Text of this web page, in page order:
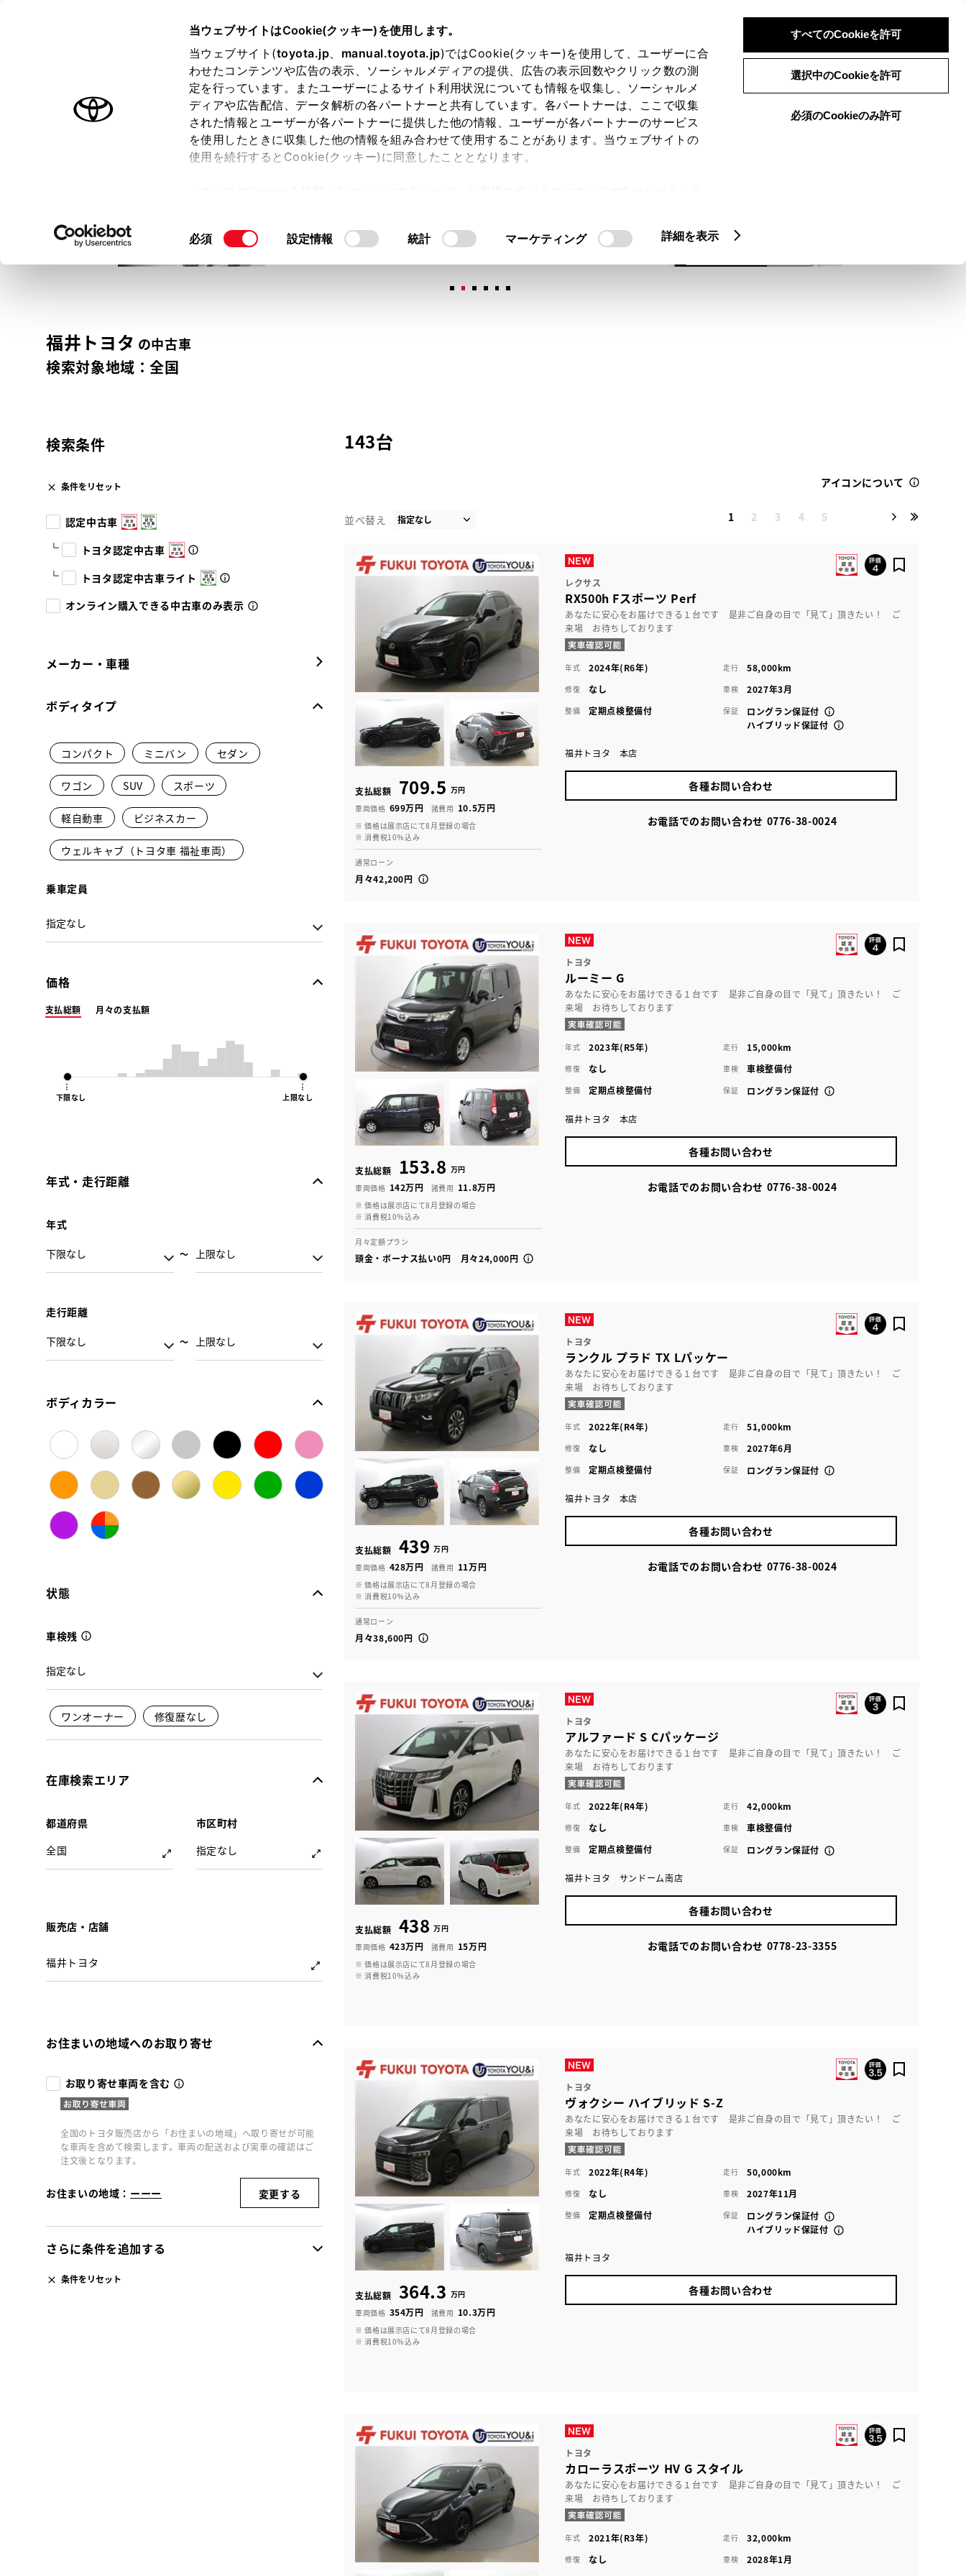
当ウェブサイトはCookie(クッキー)を使用します。
当ウェブサイト(toyota.jp、 manual.toyota.jp)ではCookie(クッキー)を使用して、ユーザーに合
わせたコンテンツや広告の表示、ソーシャルメディアの提供、広告の表示回数やクリック数の測
定を行っています。またユーザーによるサイト利用状況についても情報を収集し、ソーシャルメ
ディアや広告配信、データ解析の各パートナーと共有しています。各パートナーは、ここで収集
された情報とユーザーが各パートナーに提供した他の情報、ユーザーが各パートナーのサービス
を使用したときに収集した他の情報を組み合わせて使用することがあります。当ウェブサイトの
使用を続行するとCookie(クッキー)に同意したこととなります。
て」をご覧ください。
同
必須 設定情報 統計 マーケティング 詳細を表示
すべてのCookieを許可
選択中のCookieを許可
必須のCookieのみ許可
ログイン 検索 メニュー
オーナーサポート トピックス
トヨタ認定中古車 メニュー
トヨタ認定中古車の魅力 3つの買い方 オンライン購入お気に入り 保存した見積り
福井トヨタ の中古車
検索対象地域：全国
検索条件
条件をリセット
認定中古車
トヨタ認定中古車
トヨタ認定中古車ライト
オンライン購入できる中古車のみ表示
メーカー・車種
ボディタイプ
コンパクト ミニバン セダン
ワゴン SUV スポーツ
軽自動車 ビジネスカー
ウェルキャブ（トヨタ車 福祉車両）
乗車定員
価格
支払総額 月々の支払額
下限なし 上限なし
年式・走行距離
年式
走行距離
ボディカラー
状態
車検残
ワンオーナー 修復歴なし
在庫検索エリア
都道府県
全国
市区町村
指定なし
販売店・店舗
福井トヨタ
お住まいの地域へのお取り寄せ
お取り寄せ車両を含む
全国のトヨタ販売店から「お住まいの地域」へ取り寄せが可能
な車両を含めて検索します。車両の配送および実車の確認はご
注文後となります。
お住まいの地域： ーーー 変更する
さらに条件を追加する
条件をリセット
143台
アイコンについて
並べ替え 1 2 3 4 5
支払総額 709.5 万円
車両価格 699万円 諸費用 10.5万円
※ 価格は展示店にて8月登録の場合
※ 消費税10％込み
通常ローン
月々42,200円
レクサス
RX500h Fスポーツ Perf
あなたに安心をお届けできる１台です 是非ご自身の目で「見て」頂きたい！ ご
来場 お待ちしております
年式 2024年(R6年) 走行 58,000km
修復 なし 車検 2027年3月
整備 定期点検整備付 保証
ロングラン保証付
ハイブリッド保証付
福井トヨタ 本店
各種お問い合わせ
お電話でのお問い合わせ 0776-38-0024
支払総額 153.8 万円
車両価格 142万円 諸費用 11.8万円
※ 価格は展示店にて8月登録の場合
※ 消費税10％込み
月々定額プラン
頭金・ボーナス払い0円 月々24,000円
トヨタ
ルーミー G
あなたに安心をお届けできる１台です 是非ご自身の目で「見て」頂きたい！ ご
来場 お待ちしております
年式 2023年(R5年) 走行 15,000km
修復 なし 車検 車検整備付
整備 定期点検整備付 保証 ロングラン保証付
福井トヨタ 本店
各種お問い合わせ
お電話でのお問い合わせ 0776-38-0024
支払総額 439 万円
車両価格 428万円 諸費用 11万円
※ 価格は展示店にて8月登録の場合
※ 消費税10％込み
通常ローン
月々38,600円
トヨタ
ランクル プラド TX Lパッケー
あなたに安心をお届けできる１台です 是非ご自身の目で「見て」頂きたい！ ご
来場 お待ちしております
年式 2022年(R4年) 走行 51,000km
修復 なし 車検 2027年6月
整備 定期点検整備付 保証 ロングラン保証付
福井トヨタ 本店
各種お問い合わせ
お電話でのお問い合わせ 0776-38-0024
支払総額 438 万円
車両価格 423万円 諸費用 15万円
※ 価格は展示店にて8月登録の場合
※ 消費税10％込み
トヨタ
アルファード S Cパッケージ
あなたに安心をお届けできる１台です 是非ご自身の目で「見て」頂きたい！ ご
来場 お待ちしております
年式 2022年(R4年) 走行 42,000km
修復 なし 車検 車検整備付
整備 定期点検整備付 保証 ロングラン保証付
福井トヨタ サンドーム南店
各種お問い合わせ
お電話でのお問い合わせ 0778-23-3355
支払総額 364.3 万円
車両価格 354万円 諸費用 10.3万円
※ 価格は展示店にて8月登録の場合
※ 消費税10％込み
トヨタ
ヴォクシー ハイブリッド S-Z
あなたに安心をお届けできる１台です 是非ご自身の目で「見て」頂きたい！ ご
来場 お待ちしております
年式 2022年(R4年) 走行 50,000km
修復 なし 車検 2027年11月
整備 定期点検整備付 保証
ロングラン保証付
ハイブリッド保証付
福井トヨタ
各種お問い合わせ
トヨタ
カローラスポーツ HV G スタイル
あなたに安心をお届けできる１台です 是非ご自身の目で「見て」頂きたい！ ご
来場 お待ちしております
年式 2021年(R3年) 走行 32,000km
修復 なし 車検 2028年1月